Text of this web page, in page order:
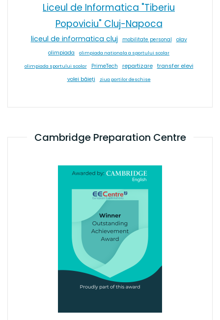
Liceul de Informatica "Tiberiu
Popoviciu" Cluj-Napoca
liceul de informatica cluj mobilitate personal
olav
olimpiada
olimpiada nationala a sportului scolar
olimpiada sportului scolar PrimeTech repartizare transfer elevi
volei băieți ziua portilor deschise
Cambridge Preparation Centre